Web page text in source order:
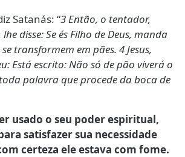
Satanás: “3 Então, o tentador,
disse: Se és Filho de Deus, manda
transformem em pães. 4 Jesus,
Está escrito: Não só de pão viverá o
palavra que procede da boca de
usado o seu poder espiritual,
satisfazer sua necessidade
certeza ele estava com fome.